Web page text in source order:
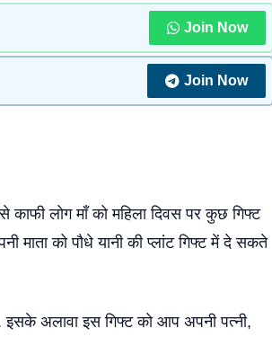
Join Now
Join Now
काफी लोग माँ को महिला दिवस पर कुछ गिफ्ट
माता को पौधे यानी की प्लांट गिफ्ट में दे सकते
अलावा इस गिफ्ट को आप अपनी पत्नी,